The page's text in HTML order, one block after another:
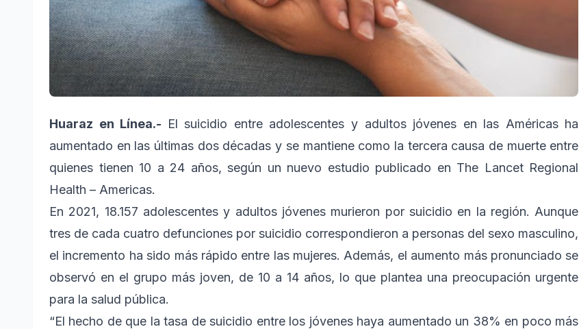
Huaraz en Línea.- El suicidio entre adolescentes y adultos jóvenes en las Américas ha
aumentado en las últimas dos décadas y se mantiene como la tercera causa de muerte entre
quienes tienen 10 a 24 años, según un nuevo estudio publicado en The Lancet Regional
Health – Americas.
En 2021, 18.157 adolescentes y adultos jóvenes murieron por suicidio en la región. Aunque
tres de cada cuatro defunciones por suicidio correspondieron a personas del sexo masculino,
el incremento ha sido más rápido entre las mujeres. Además, el aumento más pronunciado se
observó en el grupo más joven, de 10 a 14 años, lo que plantea una preocupación urgente
para la salud pública.
“El hecho de que la tasa de suicidio entre los jóvenes haya aumentado un 38% en poco más